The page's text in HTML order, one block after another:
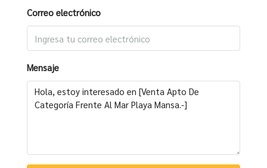
Correo electrónico
Mensaje